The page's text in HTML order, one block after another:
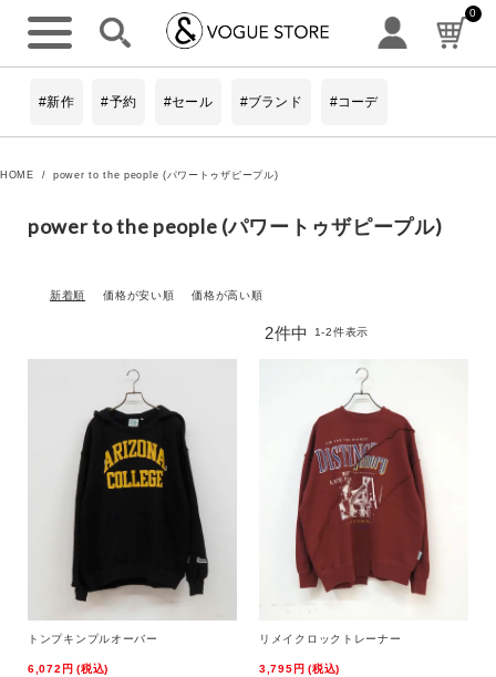
0
#新作 #予約 #セール #ブランド #コーデ
HOME power to the people (パワートゥザピープル)
詳細検索
カテゴリ
トップス
アウターすべて
スカート
シューズすべて
グッズすべて
サイズ
ブランド
power to the people (パワートゥザピープル)
新着順 価格が安い順 価格が高い順
2件中 1-2件表示
トンプキンプルオーバー
6,072 税込
リメイクロックトレーナー
3,795 税込